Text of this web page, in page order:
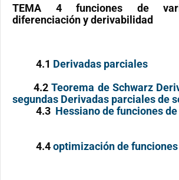
TEMA 4 funciones de
diferenciación y derivabilidad
4.1 Derivadas parciales
4.2Teorema de Schwarz
segundas Derivadas parciales de
4.3 Hessiano de funciones
4.4optimización de